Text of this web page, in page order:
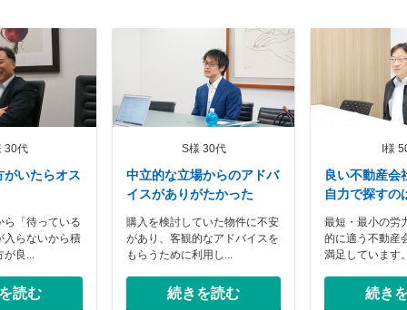
30代
がいたらオス
ら「待っている
入らないから積
が良...
読む
S様 30代
中立的な立場からのアドバ
イスがありがたかった
購入を検討していた物件に不安
があり、客観的なアドバイスを
もらうために利用し...
続きを読む
I様
良い不動産会
自力で探すの
最短・最小の労
的に適う不動産
満足しています
続き